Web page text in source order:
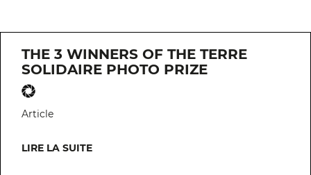
THE 3 WINNERS OF THE TERRE
SOLIDAIRE PHOTO PRIZE
Article
LIRE LA SUITE